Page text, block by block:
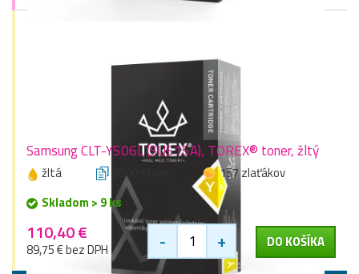
Samsung CLT-Y506L (SU515A), TOREX® toner, žltý
žltá 3500 stran
157 zlaťákov
Skladom > 9 ks
110,40 €
89,75 € bez DPH - + DO KOŠÍKA